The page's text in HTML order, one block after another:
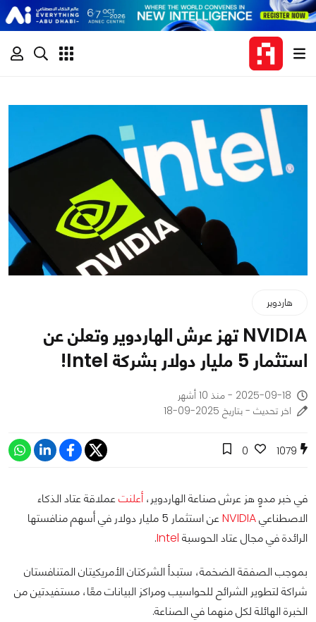
هاردوير
NVIDIA تهز عرش الهاردوير وتعلن عن
استثمار 5 مليار دولار بشركة Intel!
2025-09-18 - منذ 10 أشهر
اخر تحديث - بتاريخ 2025-09-18
1079
0
في خبر مدوٍ هز عرش صناعة الهاردوير، أعلنتعملاقة عتاد الذكاء
الاصطناعيNVIDIA
عن استثمار 5 مليار دولار في أسهم منافستها
الرائدة في مجال عتاد الحوسبة Intel
.
بموجب الصفقة الضخمة، ستبدأ الشركتان الأمريكيتان المتنافستان
شراكة لتطوير الشرائح للحواسيب ومراكز البيانات معًا، مستفيدتين من
الخبرة الهائلة لكل منهما في الصناعة.